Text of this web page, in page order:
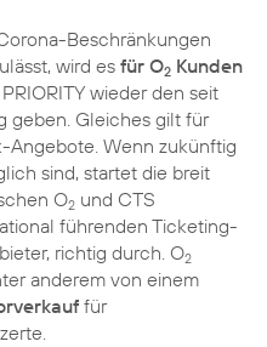
Beschränkungen
wird es für O2 Kunden
wieder den seit
geben. Gleiches gilt für
Angebote. Wenn zukünftig
sind, startet die breit
O2 und CTS
führenden Ticketing-
richtig durch. O2
anderem von einem
für